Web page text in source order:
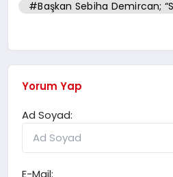
#Başkan Sebiha Demircan;
Yorum Yap
Ad Soyad:
E-Mail: